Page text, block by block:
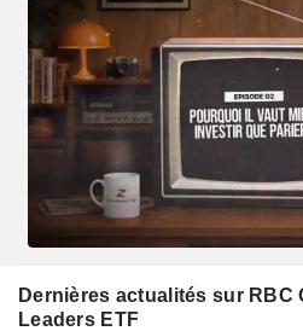
Dernières actualités sur RBC
Leaders ETF